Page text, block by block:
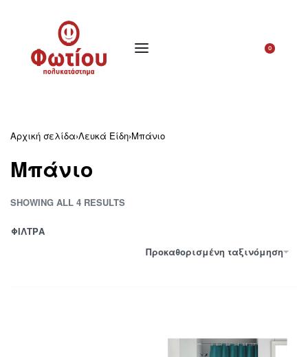
0
Αρχική σελίδα›Λευκά Είδη›Μπάνιο
Μπάνιο
SHOWING ALL 4 RESULTS
Προκαθορισμένη ταξινόμηση
ΦΙΛΤΡΑ